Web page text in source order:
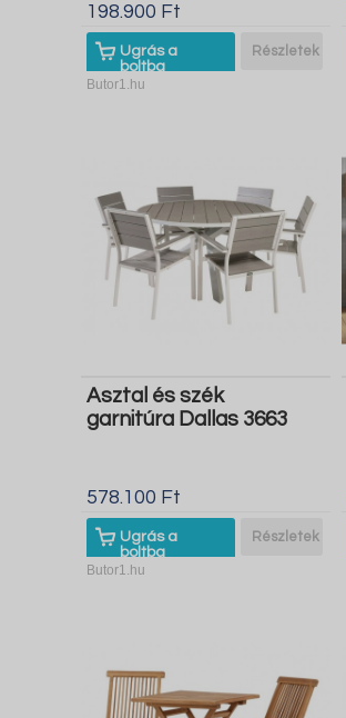
198.900 Ft
Ugrás a
boltba
Részletek
Butor1.hu
Asztal és szék
garnitúra Dallas 3663
578.100 Ft
Ugrás a
boltba
Részletek
Butor1.hu